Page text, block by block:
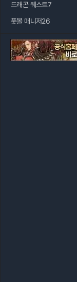
드래곤 퀘스트7
풋볼 매니저26